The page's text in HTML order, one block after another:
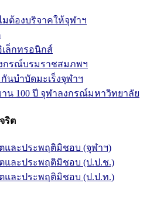
มต้องบริจาคให้จุฬาฯ
ล็กทรอนิกส์
กรณ์บรมราชสมภพฯ
นบำบัดมะเร็งจุฬาฯ
น 100 ปี จุฬาลงกรณ์มหาวิทยาลัย
ริต
และประพฤติมิชอบ (จุฬาฯ)
และประพฤติมิชอบ (ป.ป.ช.)
และประพฤติมิชอบ (ป.ป.ท.)